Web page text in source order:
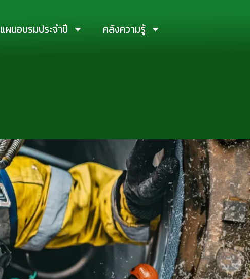
แผนอบรมประจำปี คลังความรู้